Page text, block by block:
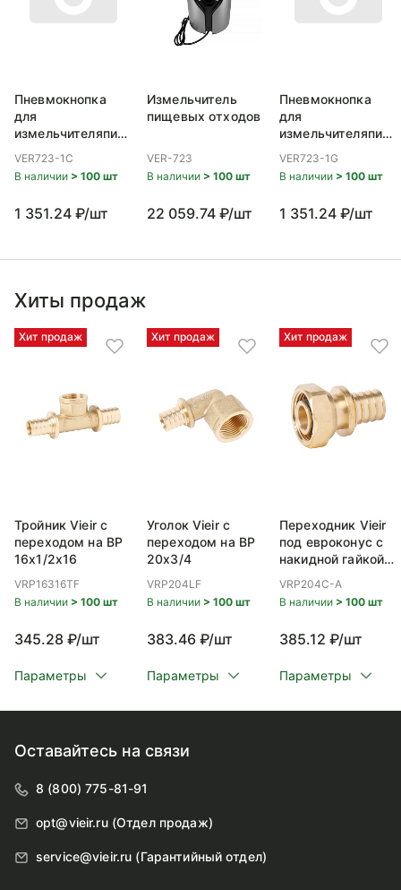
Пневмокнопка
для
измельчителяпищевых
FCD-724
VER723-1C
В наличии > 100 шт
1 351.24 ₽/шт
Измельчитель
пищевых отходов
VER-723
В наличии > 100 шт
22 059.74 ₽/шт
Пневмокнопка
для
FCD-724
VER723-1G
В наличии > 100 шт
1 351.24 ₽/шт
Хиты продаж
Хит продаж
Тройник Vieir с
переходом на ВР
16x1/2x16
VRP16316TF
В наличии > 100 шт
345.28 ₽/шт
Параметры
Хит продаж
Уголок Vieir с
переходом на ВР
20x3/4
VRP204LF
В наличии > 100 шт
383.46 ₽/шт
Параметры
Хит продаж
Переходник Vieir
под евроконус с
накидной гайкой
VRP204C-A
В наличии > 100 шт
385.12 ₽/шт
Параметры
Оставайтесь на связи
8 (800) 775-81-91
opt@vieir.ru (Отдел продаж)
service@vieir.ru (Гарантийный отдел)